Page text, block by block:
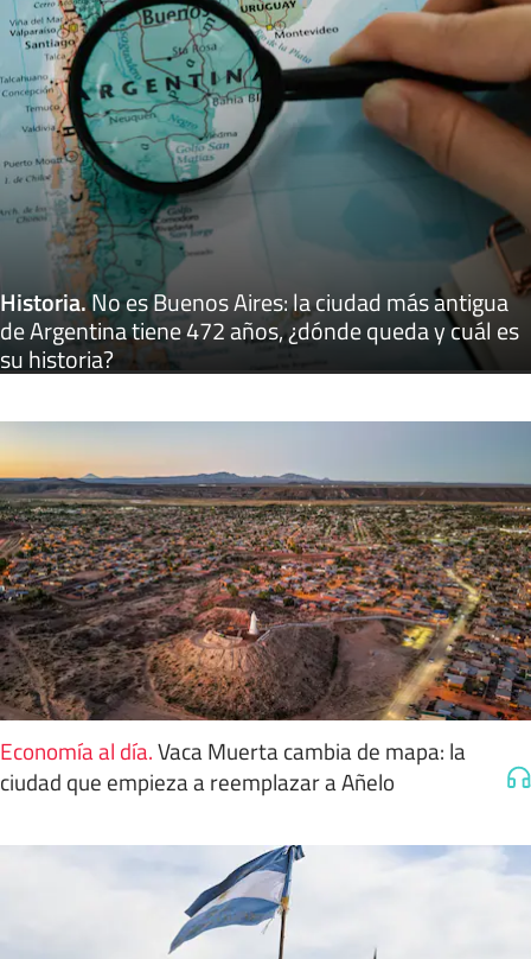
Historia.No es Buenos Aires: la ciudad más antigua
de Argentina tiene 472 años, ¿dónde queda y cuál es
su historia?
Economía al día.Vaca Muerta cambia de mapa: la
ciudad que empieza a reemplazar a Añelo